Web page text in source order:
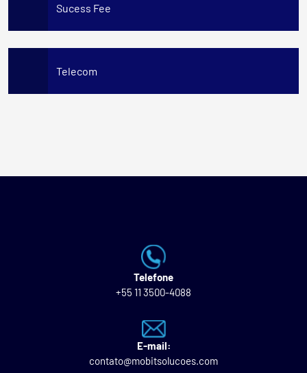
Sucess Fee
Telecom
Telefone
+55 11 3500-4088
E-mail:
contato@mobitsolucoes.com